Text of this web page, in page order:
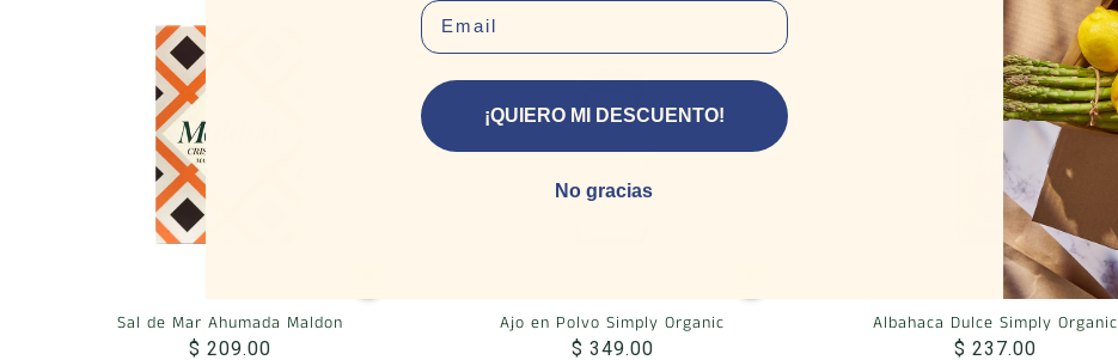
Sal de Mar Ahumada Maldon
$ 209.00
Ajo en Polvo Simply Organic
$ 349.00
Albahaca Dulce Simply Organic
$ 237.00
EMAIL
¡QUIERO MI DESCUENTO!
No gracias